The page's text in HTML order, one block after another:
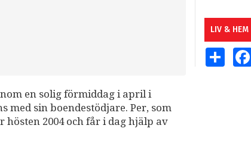
en solig förmiddag i april i
sin boendestödjare. Per, som
2004 och får i dag hjälp av
LIV & HEM
SHARE